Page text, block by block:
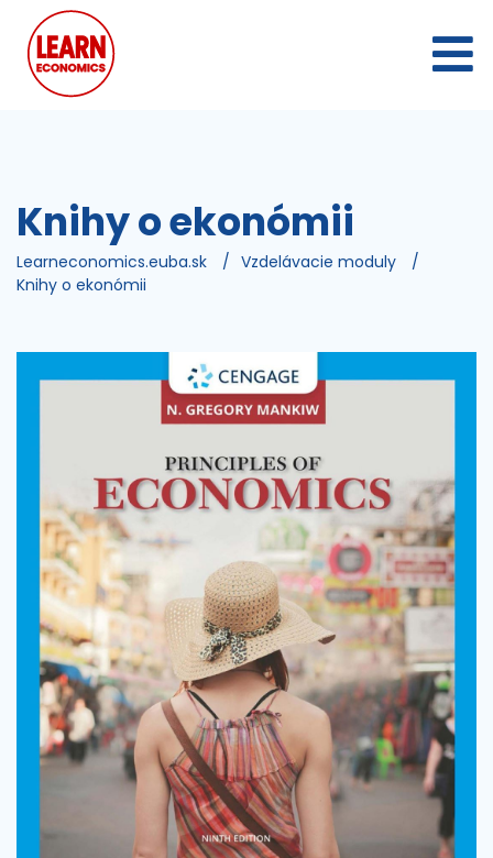
Knihy o ekonómii
Learneconomics.euba.sk / Vzdelávacie moduly
/
Knihy o ekonómii